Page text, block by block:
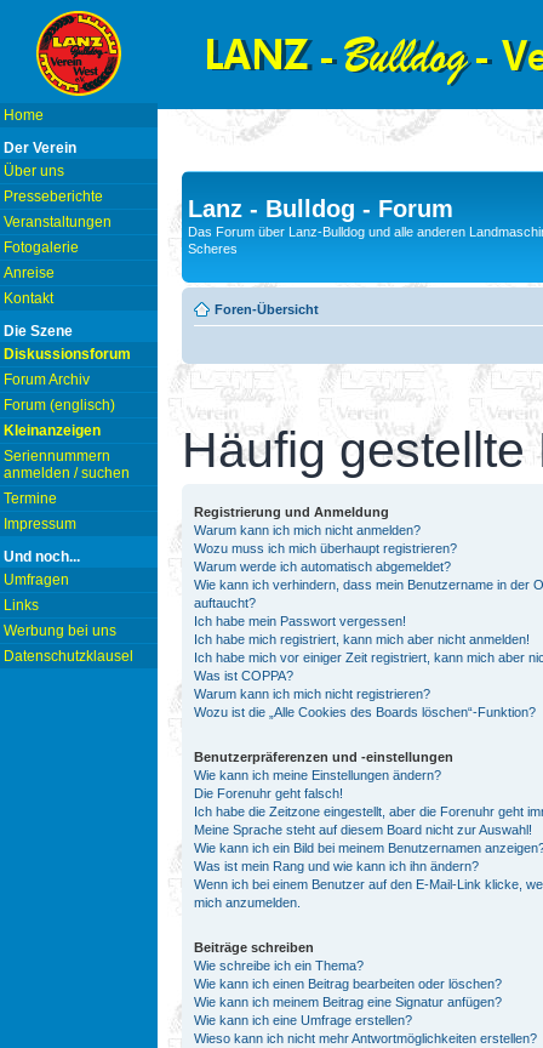
Home
Der Verein
Über uns
Presseberichte
Veranstaltungen
Fotogalerie
Anreise
Kontakt
Die Szene
Diskussionsforum
Forum Archiv
Forum (englisch)
Kleinanzeigen
Seriennummern
anmelden / suchen
Termine
Impressum
Und noch...
Umfragen
Links
Werbung bei uns
Datenschutzklausel
Lanz - Bulldog - Forum
Das Forum über Lanz-Bulldog und alle anderen
Scheres
Foren-Übersicht
Häufig gestellte
Registrierung und Anmeldung
Warum kann ich mich nicht anmelden?
Wozu muss ich mich überhaupt registrieren?
Warum werde ich automatisch abgemeldet?
Wie kann ich verhindern, dass mein Benutzername in der
auftaucht?
Ich habe mein Passwort vergessen!
Ich habe mich registriert, kann mich aber nicht anmelden!
Ich habe mich vor einiger Zeit registriert, kann mich aber
Was ist COPPA?
Warum kann ich mich nicht registrieren?
Wozu ist die „Alle Cookies des Boards löschen“-Funktion?
Benutzerpräferenzen und -einstellungen
Wie kann ich meine Einstellungen ändern?
Die Forenuhr geht falsch!
Ich habe die Zeitzone eingestellt, aber die Forenuhr geht
Meine Sprache steht auf diesem Board nicht zur Auswahl!
Wie kann ich ein Bild bei meinem Benutzernamen
Was ist mein Rang und wie kann ich ihn ändern?
Wenn ich bei einem Benutzer auf den E-Mail-Link klicke,
mich anzumelden.
Beiträge schreiben
Wie schreibe ich ein Thema?
Wie kann ich einen Beitrag bearbeiten oder löschen?
Wie kann ich meinem Beitrag eine Signatur anfügen?
Wie kann ich eine Umfrage erstellen?
Wieso kann ich nicht mehr Antwortmöglichkeiten erstellen?